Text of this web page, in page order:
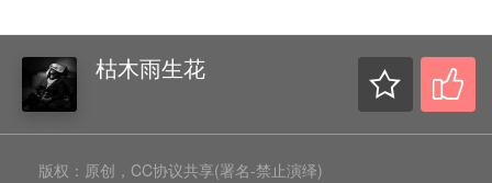
枯木雨生花
版权：原创，CC协议共享(署名-禁止演绎)